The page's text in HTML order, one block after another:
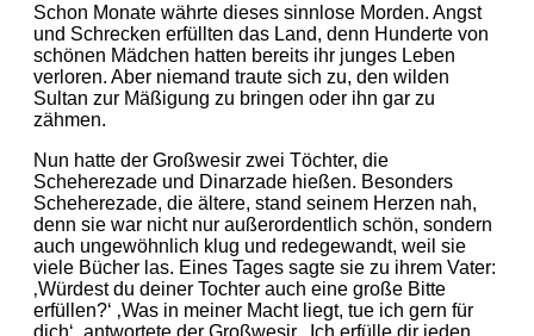
Schon Monate währte dieses sinnlose Morden. Angst
und Schrecken erfüllten das Land, denn Hunderte von
schönen Mädchen hatten bereits ihr junges Leben
verloren. Aber niemand traute sich zu, den wilden
Sultan zur Mäßigung zu bringen oder ihn gar zu
zähmen.
Nun hatte der Großwesir zwei Töchter, die
Scheherezade und Dinarzade hießen. Besonders
Scheherezade, die ältere, stand seinem Herzen nah,
denn sie war nicht nur außerordentlich schön, sondern
auch ungewöhnlich klug und redegewandt, weil sie
viele Bücher las. Eines Tages sagte sie zu ihrem Vater:
‚Würdest du deiner Tochter auch eine große Bitte
erfüllen?‘ ‚Was in meiner Macht liegt, tue ich gern für
dich‘, antwortete der Großwesir. ‚Ich erfülle dir jeden